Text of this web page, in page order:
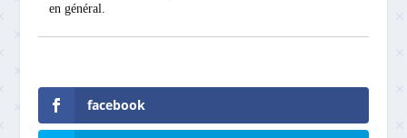
en général.
facebook